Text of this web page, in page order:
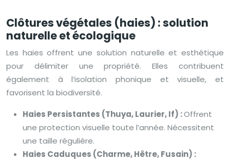
Clôtures végétales (haies) : solution
naturelle et écologique
Les haies offrent une solution naturelle et esthétique
pour délimiter une propriété. Elles contribuent
également à l’isolation phonique et visuelle, et
favorisent la biodiversité.
Haies Persistantes (Thuya, Laurier, If) :Offrent
une protection visuelle toute l’année. Nécessitent
une taille régulière.
Haies Caduques (Charme, Hêtre, Fusain) :